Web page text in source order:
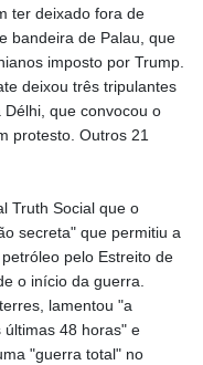
ter deixado fora de
bandeira de Palau, que
imposto por Trump.
deixou três tripulantes
que convocou o
protesto. Outros 21
Truth Social que o
secreta" que permitiu a
pelo Estreito de
o início da guerra.
lamentou "a
48 horas" e
"guerra total" no